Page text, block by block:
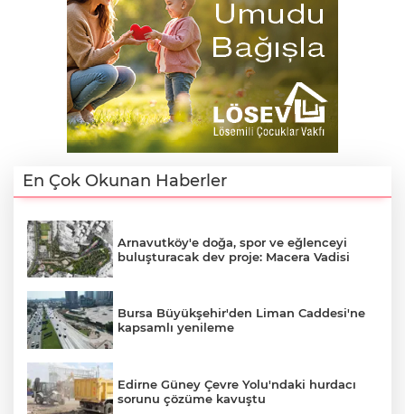
En Çok Okunan Haberler
Arnavutköy'e doğa, spor ve eğlenceyi
buluşturacak dev proje: Macera Vadisi
Bursa Büyükşehir'den Liman Caddesi'ne
kapsamlı yenileme
Edirne Güney Çevre Yolu'ndaki hurdacı
sorunu çözüme kavuştu